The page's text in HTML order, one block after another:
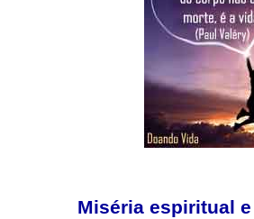
Miséria espiritual